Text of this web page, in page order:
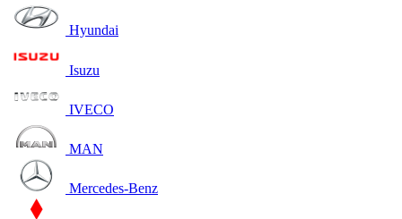
Hyundai
Isuzu
IVECO
MAN
Mercedes-Benz